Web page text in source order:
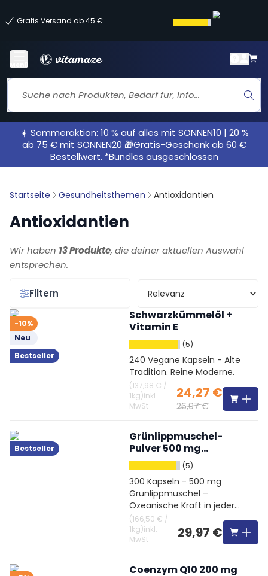
Gratis Versand ab 45 €
Menü
☀️ Sommeraktion: 10 % auf alles mit SONNEN10 | 20 %
ab 75 € mit SONNEN20 🎁Gratis-Geschenk ab 60 €
Bestellwert. *Bundles ausgeschlossen
Startseite Gesundheitsthemen Antioxidantien
Antioxidantien
Wir haben 13 Produkte, die deiner aktuellen Auswahl
entsprechen.
Filtern
-10%
Neu
Bestseller
Schwarzkümmelöl +
Vitamin E
(5)
240 Vegane Kapseln - Alte
Tradition. Reine Moderne.
(137,98 € /
1kg)inkl.
MwSt
24,27 €
26,97 €
Bestseller
Grünlippmuschel-
Pulver 500 mg
hochdosiert
(5)
300 Kapseln - 500 mg
Grünlippmuschel –
Ozeanische Kraft in jeder
Kapsel
(166,50 € /
1kg)inkl.
MwSt
29,97 €
Coenzym Q10 200 mg